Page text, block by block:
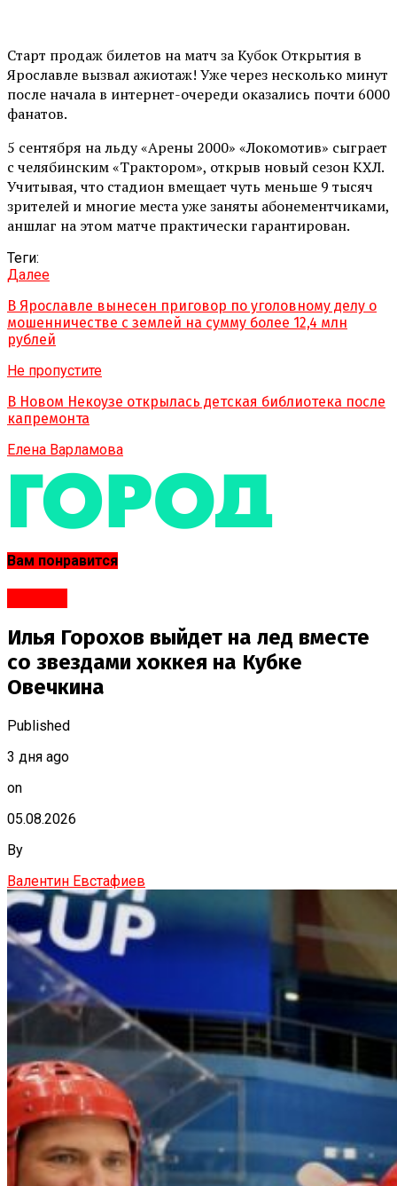
Старт продаж билетов на матч за Кубок Открытия в
Ярославле вызвал ажиотаж! Уже через несколько минут
после начала в интернет-очереди оказались почти 6000
фанатов.
5 сентября на льду «Арены 2000» «Локомотив» сыграет
с челябинским «Трактором», открыв новый сезон КХЛ.
Учитывая, что стадион вмещает чуть меньше 9 тысяч
зрителей и многие места уже заняты абонементчиками,
аншлаг на этом матче практически гарантирован.
Теги:
Далее
В Ярославле вынесен приговор по уголовному делу о
мошенничестве с землей на сумму более 12,4 млн
рублей
Не пропустите
В Новом Некоузе открылась детская библиотека после
капремонта
Елена Варламова
Вам понравится
Илья Горохов выйдет на лед вместе
со звездами хоккея на Кубке
Овечкина
Published
3 дня ago
on
05.08.2026
By
Валентин Евстафиев